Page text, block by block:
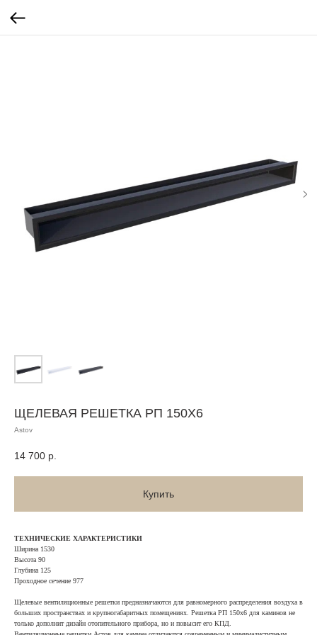
ЩЕЛЕВАЯ РЕШЕТКА РП 150Х6
Astov
14 700 р.
Купить
ТЕХНИЧЕСКИЕ ХАРАКТЕРИСТИКИ
Ширина 1530
Высота 90
Глубина 125
Проходное сечение 977
Щелевые вентиляционные решетки предназначаются для равномерного распределения воздуха в
больших пространствах и крупногабаритных помещениях. Решетка РП 150х6 для каминов не
только дополнит дизайн отопительного прибора, но и повысит его КПД.